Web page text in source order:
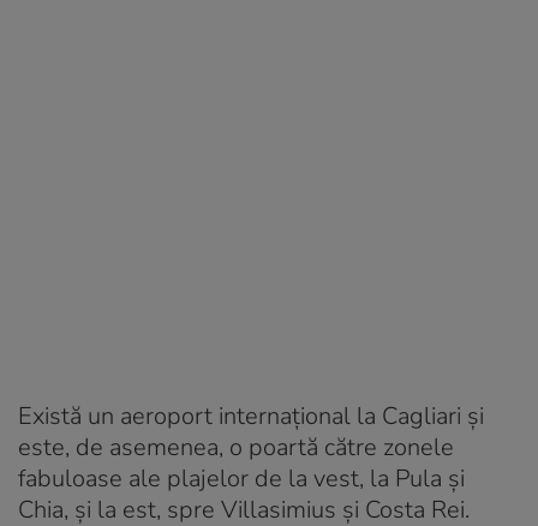
Există un aeroport internațional la Cagliari și
este, de asemenea, o poartă către zonele
fabuloase ale plajelor de la vest, la Pula și
Chia, și la est, spre Villasimius și Costa Rei.